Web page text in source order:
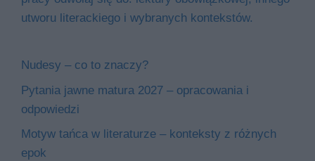
utworu literackiego i wybranych kontekstów.
Nudesy – co to znaczy?
Pytania jawne matura 2027 – opracowania i
odpowiedzi
Motyw tańca w literaturze – konteksty z różnych
epok